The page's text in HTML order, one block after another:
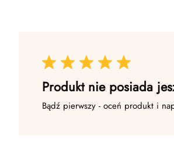
Produkt nie posiada
Bądź pierwszy - oceń produkt i